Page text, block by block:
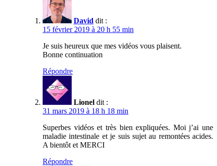
David dit :
15 février 2019 à 20 h 55 min
Je suis heureux que mes vidéos vous plaisent.
Bonne continuation
Répondre
Lionel dit :
31 mars 2019 à 18 h 18 min
Superbes vidéos et très bien expliquées. Moi j’ai une
maladie intestinale et je suis sujet au remontées acides.
A bientôt et MERCI
Répondre